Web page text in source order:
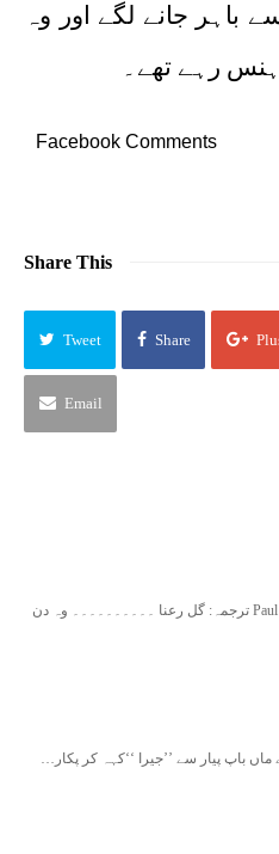
باہر جانے لگے اور وہ
رہے تھے۔
Facebook Comments
Share This
Tweet Share
Email
کہانی: The Paw Thing مصنف: Paul Jennings ترجمہ: گل رعنا ۔۔۔۔۔۔۔۔۔۔ وہ دن
باپ پیار سے ’’جیرا ‘‘کہہ کر پکار…